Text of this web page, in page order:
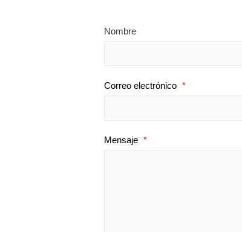
Nombre
Correo electrónico *
Mensaje *